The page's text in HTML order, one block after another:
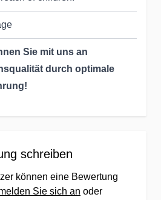
Sie mit uns an
durch optimale
unserer Kunden zu
schreiben
können eine Bewertung
Sie sich an oder